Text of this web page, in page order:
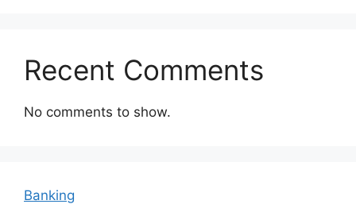
Recent Comments
No comments to show.
Banking